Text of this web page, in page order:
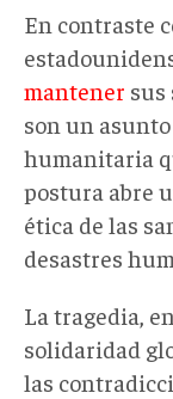
En contraste
mantener sus
son un
humanitaria
postura abre
ética de las
desastres
La tragedia,
solidaridad
las